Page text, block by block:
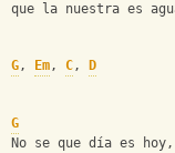
que la nuestra es
G, Em, C, D
G
No se que día es hoy,